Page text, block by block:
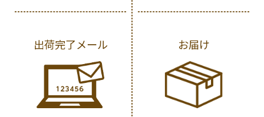
出荷完了メール お届け